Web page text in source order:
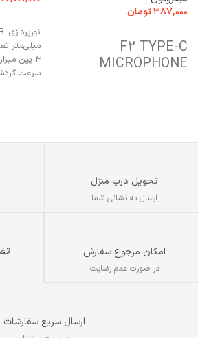
۳۸۷,۰۰۰تومان
F2 TYPE-C
MICROPHONE
تحویل درب منزل
ارسال به نشانی شما
امکان مرجوع سفارش
در صورت عدم رضایت
ارسال سریع سفارشات